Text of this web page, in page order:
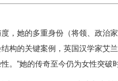
，她的多重身份（将领、政治
构的关键案例，英国汉学家艾
。”她的传奇至今仍为女性突破